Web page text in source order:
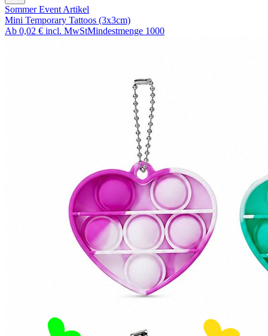
Sommer Event Artikel
Mini Temporary Tattoos (3x3cm)
Ab 0,02 € incl. MwStMindestmenge 1000